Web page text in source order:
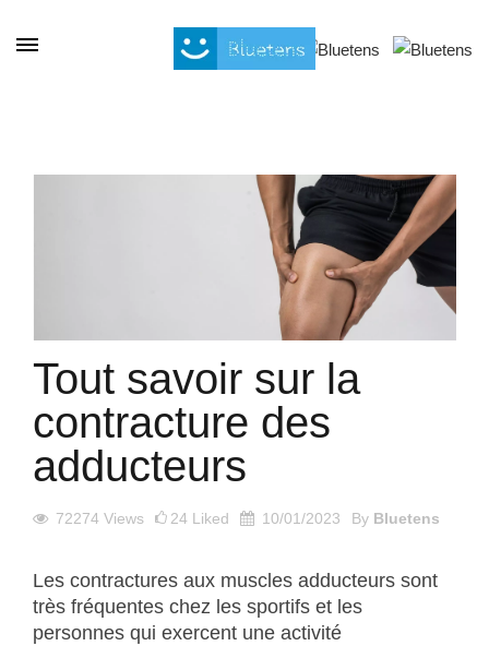
Tout savoir sur la
contracture des
adducteurs
72274 Views 24 Liked 10/01/2023 By Bluetens
Les contractures aux muscles adducteurs sont
très fréquentes chez les sportifs et les
personnes qui exercent une activité